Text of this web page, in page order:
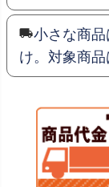
小さな商
け。対象商